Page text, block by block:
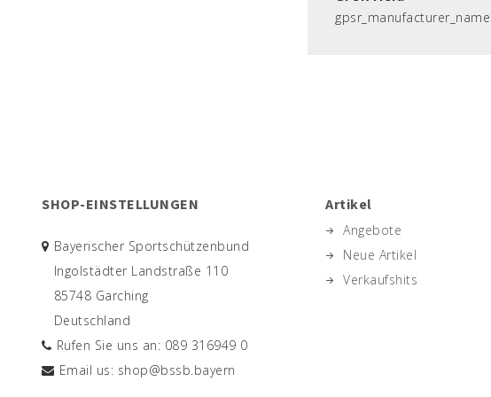
gpsr_manufacturer_name
SHOP-EINSTELLUNGEN
Bayerischer Sportschützenbund
Ingolstädter Landstraße 110
85748 Garching
Deutschland
Rufen Sie uns an: 089 316949 0
Email us: shop@bssb.bayern
Artikel
Angebote
Neue Artikel
Verkaufshits